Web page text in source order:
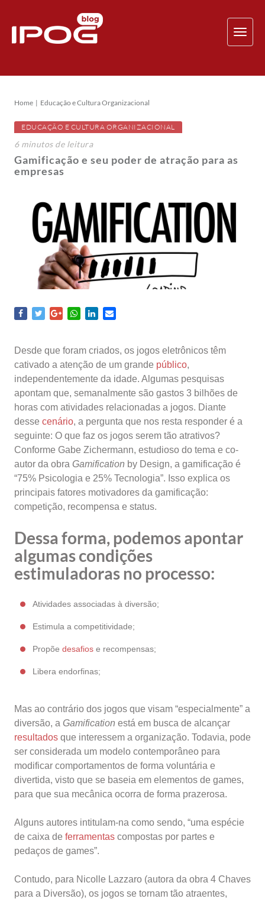
Home Educação e Cultura Organizacional
EDUCAÇÃO E CULTURA ORGANIZACIONAL
6 minutosde leitura
Gamificação e seu poder de atração para as
empresas
Desde que foram criados, os jogos eletrônicos têm
cativado a atenção de um grande público,
independentemente da idade. Algumas pesquisas
apontam que, semanalmente são gastos 3 bilhões de
horas com atividades relacionadas a jogos. Diante
desse cenário, a pergunta que nos resta responder é a
seguinte: O que faz os jogos serem tão atrativos?
Conforme Gabe Zichermann, estudioso do tema e co-
autor da obra Gamification by Design, a gamificação é
“75% Psicologia e 25% Tecnologia”. Isso explica os
principais fatores motivadores da gamificação:
competição, recompensa e status.
Dessa forma, podemos apontar
algumas condições
estimuladoras no processo:
Atividades associadas à diversão;
Estimula a competitividade;
Propõe desafios e recompensas;
Libera endorfinas;
Mas ao contrário dos jogos que visam “especialmente” a
diversão, a Gamification está em busca de alcançar
resultados que interessem a organização. Todavia, pode
ser considerada um modelo contemporâneo para
modificar comportamentos de forma voluntária e
divertida, visto que se baseia em elementos de games,
para que sua mecânica ocorra de forma prazerosa.
Alguns autores intitulam-na como sendo, “uma espécie
de caixa de ferramentas compostas por partes e
pedaços de games”.
Contudo, para Nicolle Lazzaro (autora da obra 4 Chaves
para a Diversão), os jogos se tornam tão atraentes,